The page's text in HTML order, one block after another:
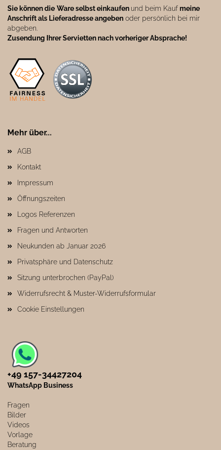
Sie können die Ware selbst einkaufen und beim Kaufmeine
Anschrift als Lieferadresse angeben oder persönlich bei mir
abgeben.
Zusendung Ihrer Servietten nach vorheriger Absprache!
Mehr über...
AGB
Kontakt
Impressum
Öffnungszeiten
Logos Referenzen
Fragen und Antworten
Neukunden ab Januar 2026
Privatsphäre und Datenschutz
Sitzung unterbrochen (PayPal)
Widerrufsrecht & Muster-Widerrufsformular
Cookie Einstellungen
+49 157-34427204​
WhatsApp Business
Fragen
Bilder
Videos
Vorlage
Beratung